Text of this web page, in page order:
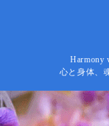
Harmony
心と身体、